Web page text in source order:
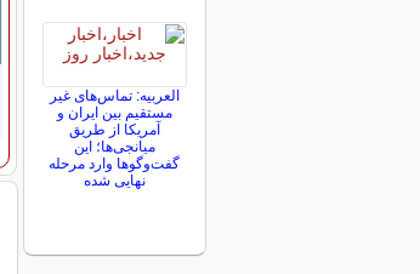
العربیه: تماس‌های غیر
مستقیم بین ایران و
آمریکا از طریق
میانجی‌ها؛ این
گفت‌و‌گو‌ها وارد مرحله
نهایی شده